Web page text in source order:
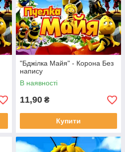
"Бджілка Майя" - Корона Без
напису
В наявності
11,90 ₴
Купити